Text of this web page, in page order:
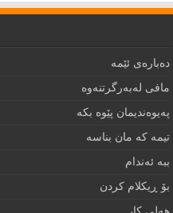
دەبارەى ئێمە
مافى لەبەرگرتنەوە
په‌يوه‌نديمان پێوه‌ بكه‌‌
تيمه كه مان بناسه
ببه‌ ئه‌ندام
بۆ ڕيكلام كردن